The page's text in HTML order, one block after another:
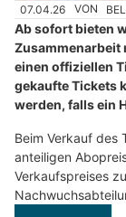
07.04.26 VON
Ab sofort bieten
Zusammenarbeit
einen offiziellen
gekaufte Tickets
werden, falls ein
Beim Verkauf des
anteiligen
Verkaufspreises